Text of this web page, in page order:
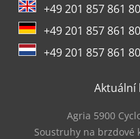
Haas Vf-5/50
Haas Vf-5Ss
Haas Vf-9/50
+49 201 857 861 80
+49 201 857 861 80
+49 201 857 861 80
Aktuální
Agria 5900
Soustruhy na brzdové